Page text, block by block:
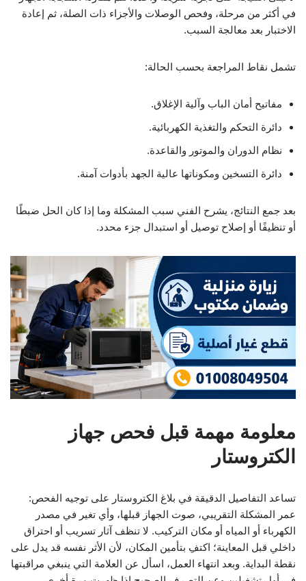
في أكثر من مرحلة، وفحص الوصلات والأجزاء ذات الصلة، ثم إعادة
الاختبار بعد معالجة السبب.
تشمل نقاط المراجعة بحسب الحالة:
مفاتيح أمان الباب وآلية الإغلاق.
دائرة التحكم والتغذية الكهربائية.
نظام الدوران والموتور والقاعدة.
دائرة التسخين ومكوناتها عالية الجهد بأدوات آمنة.
بعد جمع النتائج، يشرح الفني سبب المشكلة وما إذا كان الحل ضبطًا
أو تنظيفًا أو إصلاح توصيل أو استبدال جزء محدد.
معلومة مهمة قبل فحص جهاز
الكتروستار
تساعد التفاصيل الدقيقة في بلاغ الكتروستار على توجيه الفحص:
عمر المشكلة التقريبي، صوت الجهاز قبلها، وأي تغير في مصدر
الكهرباء أو المياه أو مكان التركيب. لا تنظف آثار تسريب أو احتراق
داخلي قبل المعاينة؛ اكتفِ بتأمين المكان، لأن الأثر نفسه قد يدل على
نقطة البداية. وبعد انتهاء العمل، اسأل عن العلامة التي ينبغي مراقبتها